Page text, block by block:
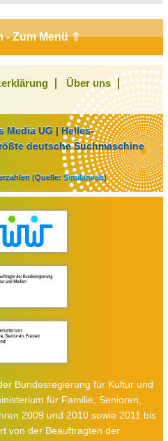
- Zum Menü ⇧
Über uns
Media UG | Helles-
deutsche Suchmaschine
(Quelle: Similarweb)
Bundesregierung für Kultur und
für Familie, Senioren,
2009 und 2010 sowie 2011 bis
von der Beauftragten der